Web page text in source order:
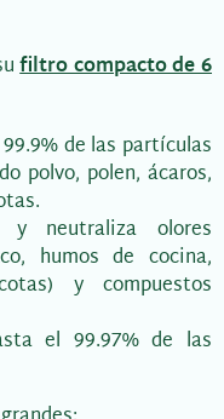
filtro compacto de 6
de las partículas
polvo, polen, ácaros,
y neutraliza olores
humos de cocina,
y compuestos
el 99.97% de las